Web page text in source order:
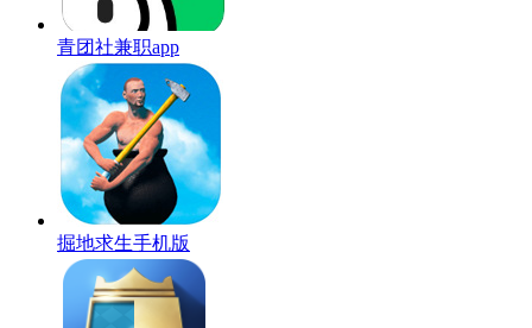
青团社兼职app
掘地求生手机版